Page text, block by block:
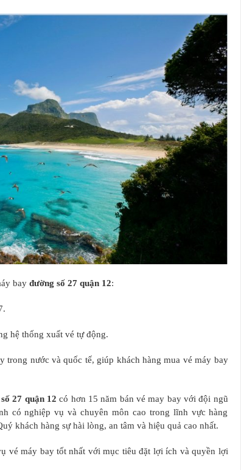
bay đường số 27 quận 12:
hệ thống xuất vé tự động.
trong nước và quốc tế, giúp khách hàng mua vé máy bay
27 quận 12có hơn 15 năm bán vé may bay với đội ngũ
có nghiệp vụ và chuyên môn cao trong lĩnh vực hàng
khách hàng sự hài lòng, an tâm và hiệu quả cao nhất.
vé máy bay tốt nhất với mục tiêu đặt lợi ích và quyền lợi